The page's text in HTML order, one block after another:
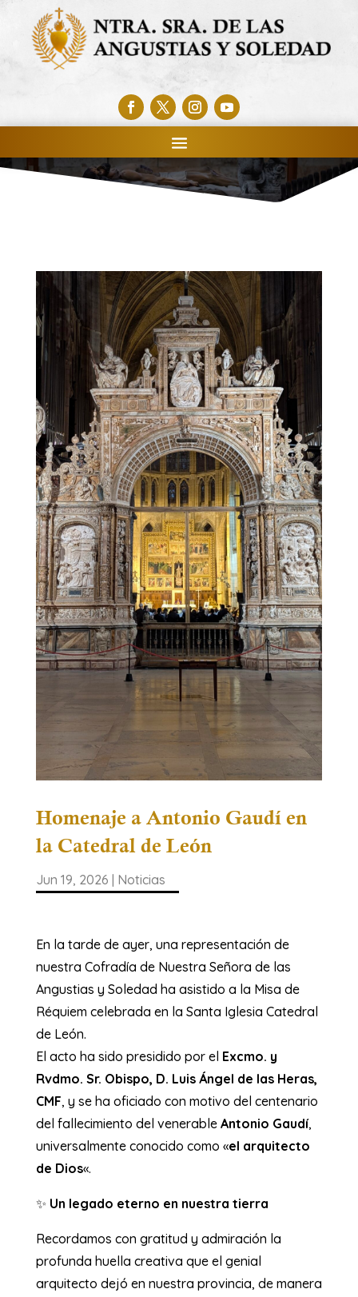
Homenaje a Antonio Gaudí en
la Catedral de León
Jun 19, 2026 Noticias
En la tarde de ayer, una representación de
nuestra Cofradía de Nuestra Señora de las
Angustias y Soledad ha asistido a la Misa de
Réquiem celebrada en la Santa Iglesia Catedral
de León.
​El acto ha sido presidido por el Excmo. y
Rvdmo. Sr. Obispo, D. Luis Ángel de las Heras,
CMF, y se ha oficiado con motivo del centenario
del fallecimiento del venerable Antonio Gaudí,
universalmente conocido como «el arquitecto
de Dios«.
​✨ Un legado eterno en nuestra tierra
Recordamos con gratitud y admiración la
profunda huella creativa que el genial
arquitecto dejó en nuestra provincia, de manera